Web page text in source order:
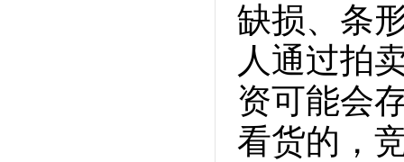
缺损、条
人通过拍
资可能会
看货的，